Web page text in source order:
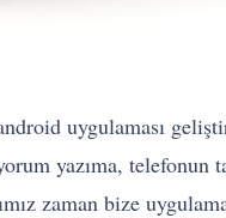
uygulaması
yazıma, telefonun
zaman bize